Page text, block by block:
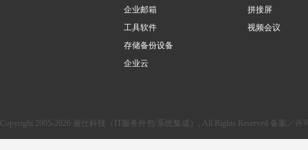
企业邮箱
工具软件
存储备份设备
企业云
拼接屏
视频会议
Copyright 2005-2026 逾仕科技（IT服务外包/系统集成）, All Rights Reserved 备案／